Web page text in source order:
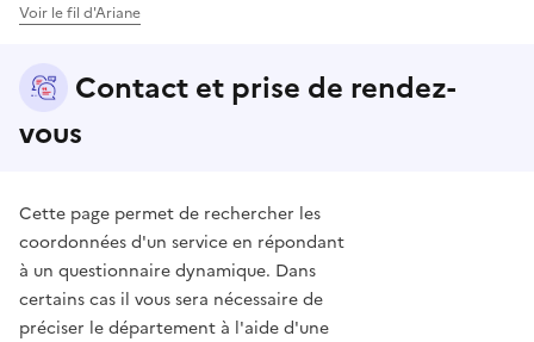
Voir le fil d'Ariane
Contact et prise de rendez-
vous
Cette page permet de rechercher les
coordonnées d'un service en répondant
à un questionnaire dynamique. Dans
certains cas il vous sera nécessaire de
préciser le département à l'aide d'une